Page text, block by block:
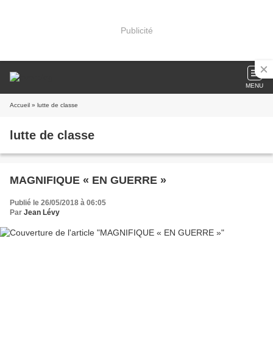
Publicité
MENU
Accueil » lutte de classe
lutte de classe
MAGNIFIQUE « EN GUERRE »
Publié le 26/05/2018 à 06:05
Par Jean Lévy